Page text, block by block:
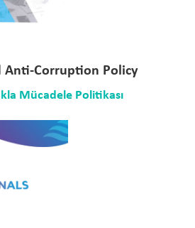
Anti-Corruption Policy
Mücadele Politikası